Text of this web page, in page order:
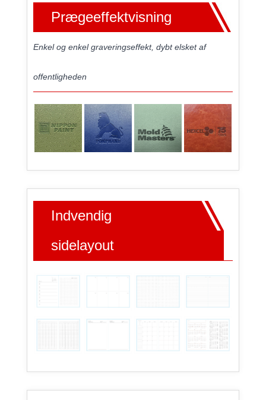
Prægeeffektvisning
Enkel og enkel graveringseffekt, dybt elsket af
offentligheden
Indvendig
sidelayout